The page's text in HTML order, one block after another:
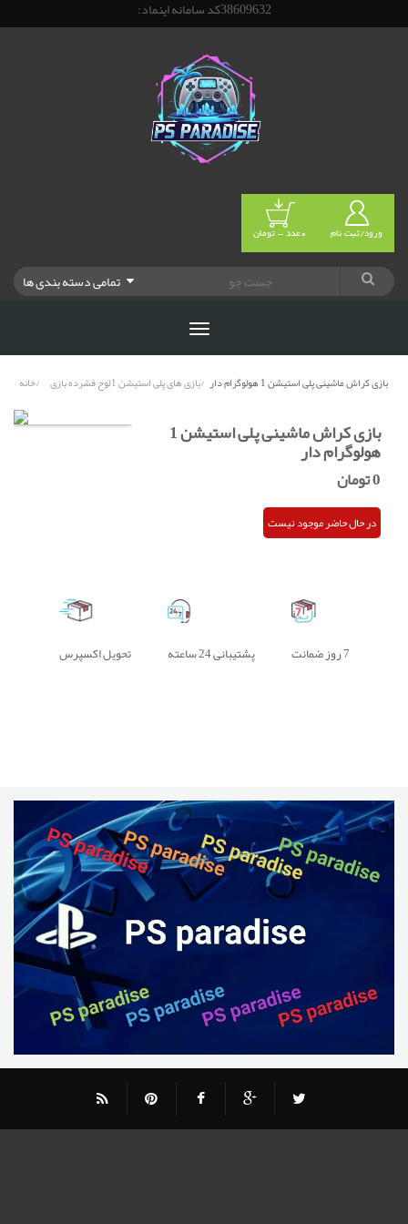
38609632کد سامانه اینماد:
ورود/ثبت نام 0عدد - تومان
تمامی دسته بندی ها
خانه بازی های پلی استیشن 1,لوح فشرده بازی بازی کراش ماشینی پلی استیشن 1 هولوگرام دار
بازی کراش ماشینی پلی استیشن 1
هولوگرام دار
0تومان
در حال حاضر موجود نیست
تحویل اکسپرس پشتیبانی 24 ساعته 7 روز ضمانت